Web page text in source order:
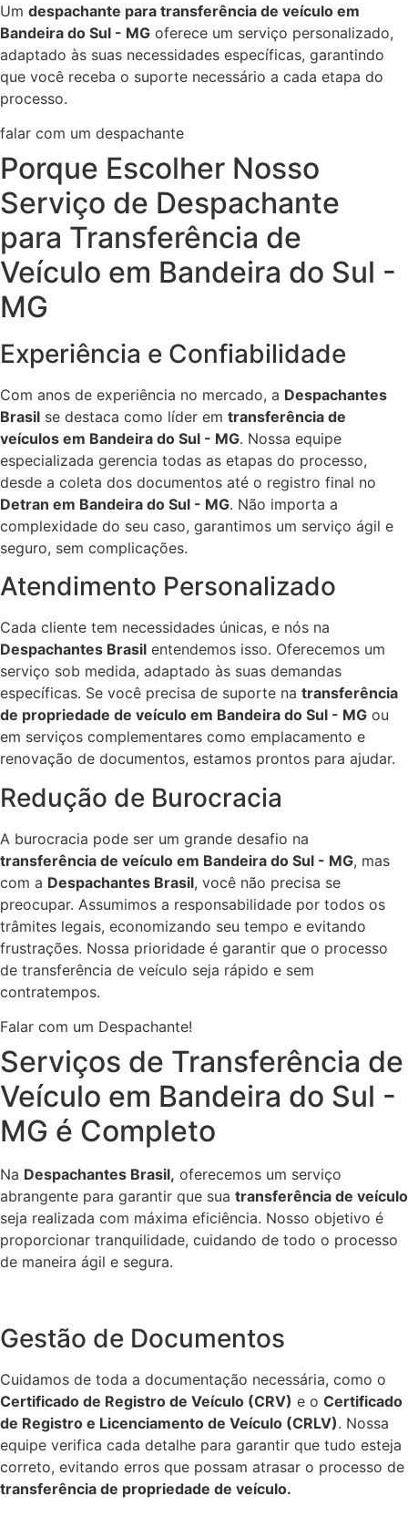
Um despachante para transferência de veículo em
Bandeira do Sul - MG oferece um serviço personalizado,
adaptado às suas necessidades específicas, garantindo
que você receba o suporte necessário a cada etapa do
processo.
falar com um despachante
Porque Escolher Nosso
Serviço de Despachante
para Transferência de
Veículo em Bandeira do Sul -
MG
Experiência e Confiabilidade
Com anos de experiência no mercado, a Despachantes
Brasil se destaca como líder em transferência de
veículos em Bandeira do Sul - MG. Nossa equipe
especializada gerencia todas as etapas do processo,
desde a coleta dos documentos até o registro final no
Detran em Bandeira do Sul - MG. Não importa a
complexidade do seu caso, garantimos um serviço ágil e
seguro, sem complicações.
Atendimento Personalizado
Cada cliente tem necessidades únicas, e nós na
Despachantes Brasil entendemos isso. Oferecemos um
serviço sob medida, adaptado às suas demandas
específicas. Se você precisa de suporte na transferência
de propriedade de veículo em Bandeira do Sul - MG ou
em serviços complementares como emplacamento e
renovação de documentos, estamos prontos para ajudar.
Redução de Burocracia
A burocracia pode ser um grande desafio na
transferência de veículo em Bandeira do Sul - MG, mas
com a Despachantes Brasil, você não precisa se
preocupar. Assumimos a responsabilidade por todos os
trâmites legais, economizando seu tempo e evitando
frustrações. Nossa prioridade é garantir que o processo
de transferência de veículo seja rápido e sem
contratempos.
Falar com um Despachante!
Serviços de Transferência de
Veículo em Bandeira do Sul -
MG é Completo
Na Despachantes Brasil, oferecemos um serviço
abrangente para garantir que sua transferência de veículo
seja realizada com máxima eficiência. Nosso objetivo é
proporcionar tranquilidade, cuidando de todo o processo
de maneira ágil e segura.
Gestão de Documentos
Cuidamos de toda a documentação necessária, como o
Certificado de Registro de Veículo (CRV) e o Certificado
de Registro e Licenciamento de Veículo (CRLV). Nossa
equipe verifica cada detalhe para garantir que tudo esteja
correto, evitando erros que possam atrasar o processo de
transferência de propriedade de veículo.